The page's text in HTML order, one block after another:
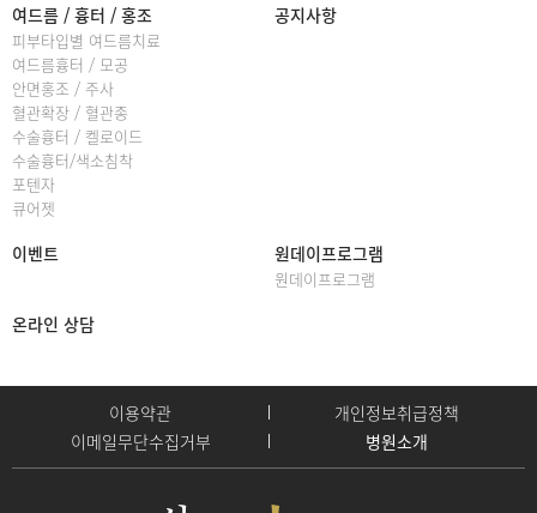
여드름 / 흉터 / 홍조
피부타입별 여드름치료
여드름흉터 / 모공
안면홍조 / 주사
혈관확장 / 혈관종
수술흉터 / 켈로이드
수술흉터/색소침착
포텐자
큐어젯
공지사항
이벤트 원데이프로그램
원데이프로그램
온라인 상담
이용약관
개인정보취급정책
이메일무단수집거부
병원소개